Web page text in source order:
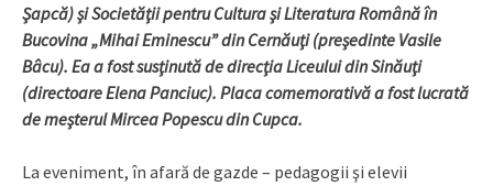
Şapcă) şi Societăţii pentru Cultura şi Literatura Română în
Bucovina „Mihai Eminescu” din Cernăuţi (preşedinte Vasile
Bâcu). Ea a fost susţinută de direcţia Liceului din Sinăuţi
(directoare Elena Panciuc). Placa comemorativă a fost lucrată
de meşterul Mircea Popescu din Cupca.
La eveniment, în afară de gazde – pedagogii şi elevii